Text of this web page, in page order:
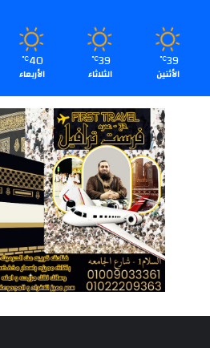
39
℃
الأثنين
39
℃
الثلاثاء
40
℃
الأربعاء